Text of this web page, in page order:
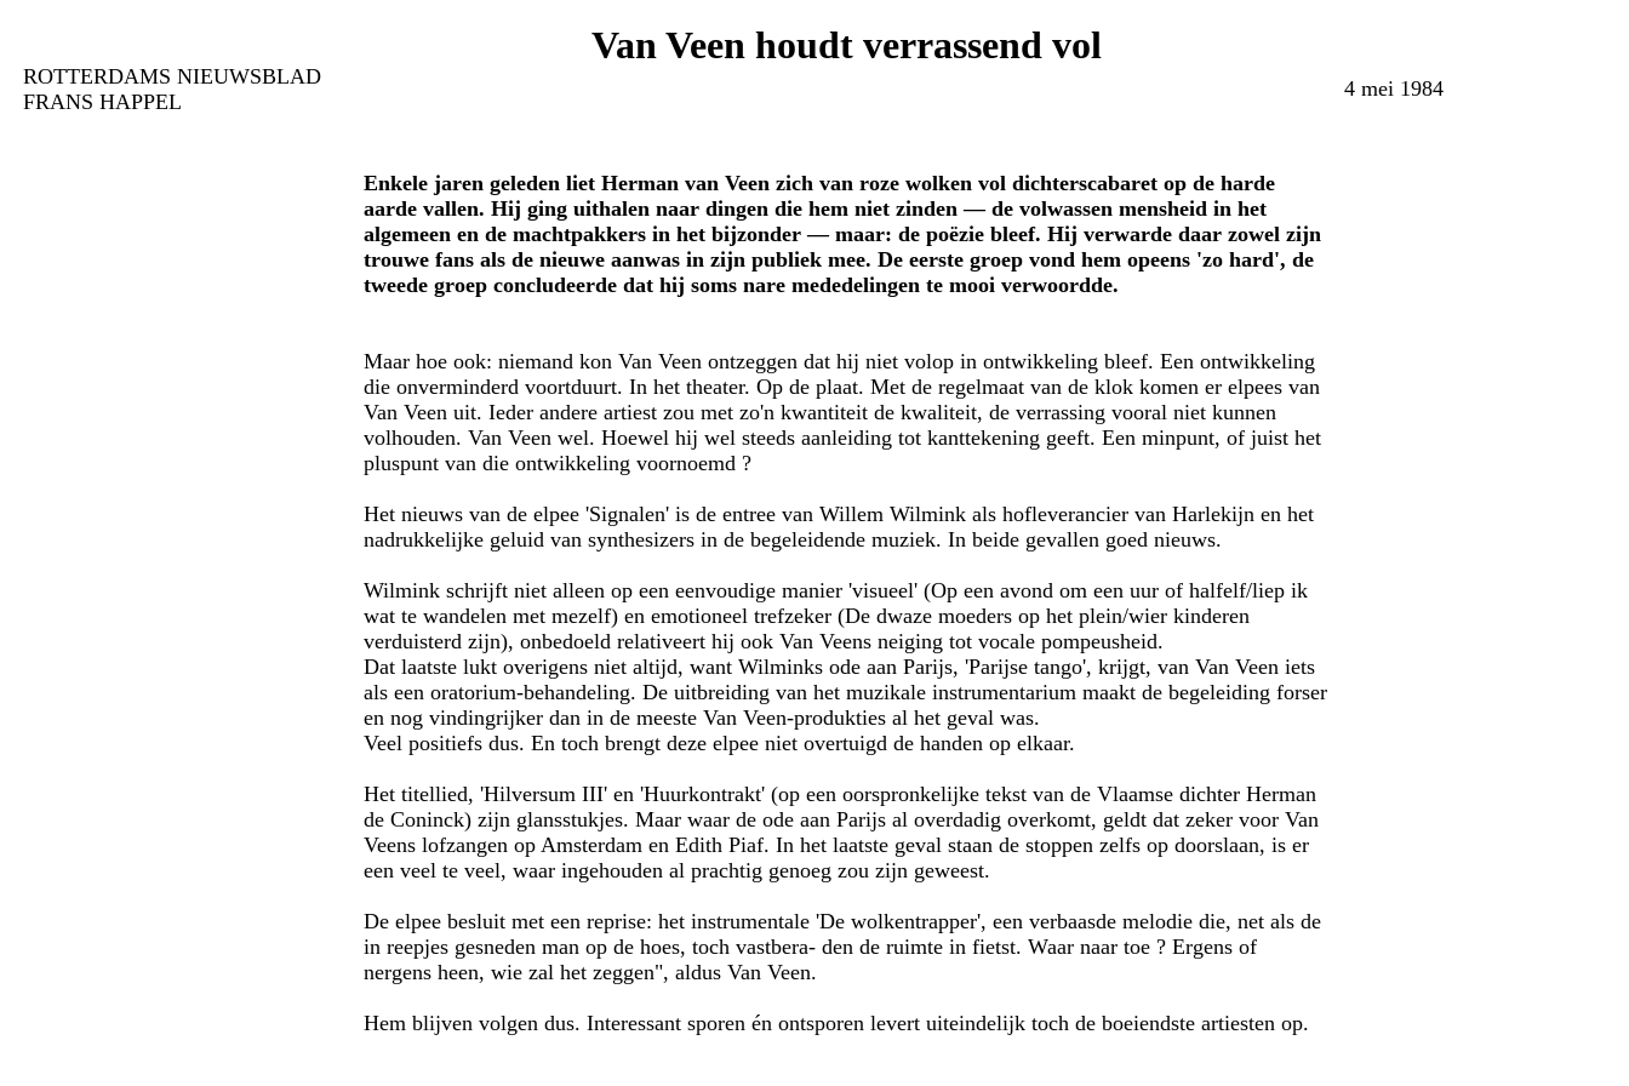
ROTTERDAMS NIEUWSBLAD
FRANS HAPPEL
Van Veen houdt verrassend vol
4 mei 1984
Enkele jaren geleden liet Herman van Veen zich van roze wolken vol dichterscabaret op de harde
aarde vallen. Hij ging uithalen naar dingen die hem niet zinden — de volwassen mensheid in het
algemeen en de machtpakkers in het bijzonder — maar: de poëzie bleef. Hij verwarde daar zowel zijn
trouwe fans als de nieuwe aanwas in zijn publiek mee. De eerste groep vond hem opeens 'zo hard', de
tweede groep concludeerde dat hij soms nare mededelingen te mooi verwoordde.
Maar hoe ook: niemand kon Van Veen ontzeggen dat hij niet volop in ontwikkeling bleef. Een ontwikkeling
die onverminderd voortduurt. In het theater. Op de plaat. Met de regelmaat van de klok komen er elpees van
Van Veen uit. Ieder andere artiest zou met zo'n kwantiteit de kwaliteit, de verrassing vooral niet kunnen
volhouden. Van Veen wel. Hoewel hij wel steeds aanleiding tot kanttekening geeft. Een minpunt, of juist het
pluspunt van die ontwikkeling voornoemd ?
Het nieuws van de elpee 'Signalen' is de entree van Willem Wilmink als hofleverancier van Harlekijn en het
nadrukkelijke geluid van synthesizers in de begeleidende muziek. In beide gevallen goed nieuws.
Wilmink schrijft niet alleen op een eenvoudige manier 'visueel' (Op een avond om een uur of halfelf/liep ik
wat te wandelen met mezelf) en emotioneel trefzeker (De dwaze moeders op het plein/wier kinderen
verduisterd zijn), onbedoeld relativeert hij ook Van Veens neiging tot vocale pompeusheid.
Dat laatste lukt overigens niet altijd, want Wilminks ode aan Parijs, 'Parijse tango', krijgt, van Van Veen iets
als een oratorium-behandeling. De uitbreiding van het muzikale instrumentarium maakt de begeleiding forser
en nog vindingrijker dan in de meeste Van Veen-produkties al het geval was.
Veel positiefs dus. En toch brengt deze elpee niet overtuigd de handen op elkaar.
Het titellied, 'Hilversum III' en 'Huurkontrakt' (op een oorspronkelijke tekst van de Vlaamse dichter Herman
de Coninck) zijn glansstukjes. Maar waar de ode aan Parijs al overdadig overkomt, geldt dat zeker voor Van
Veens lofzangen op Amsterdam en Edith Piaf. In het laatste geval staan de stoppen zelfs op doorslaan, is er
een veel te veel, waar ingehouden al prachtig genoeg zou zijn geweest.
De elpee besluit met een reprise: het instrumentale 'De wolkentrapper', een verbaasde melodie die, net als de
in reepjes gesneden man op de hoes, toch vastbera- den de ruimte in fietst. Waar naar toe ? Ergens of
nergens heen, wie zal het zeggen", aldus Van Veen.
Hem blijven volgen dus. Interessant sporen én ontsporen levert uiteindelijk toch de boeiendste artiesten op.